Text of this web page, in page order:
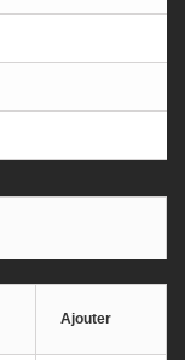
Ajouter